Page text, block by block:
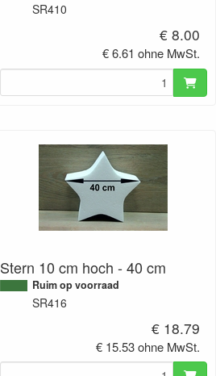
SR410
€ 8.00
€ 6.61 ohne MwSt.
Stern 10 cm hoch - 40 cm
Ruim op voorraad
SR416
€ 18.79
€ 15.53 ohne MwSt.